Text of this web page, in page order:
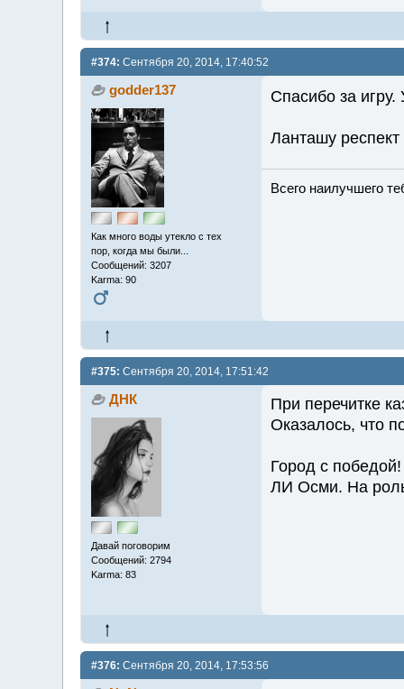
#374: Сентября 20, 2014, 17:40:52
godder137
Как много воды утекло с тех
пор, когда мы были...
Сообщений: 3207
Karma: 90
Спасибо за
Ланташу респект
Всего наилучшего
#375: Сентября 20, 2014, 17:51:42
ДНК
Давай поговорим
Сообщений: 2794
Karma: 83
При перечитке
Оказалось, что
Город с
ЛИ Осми. На
#376: Сентября 20, 2014, 17:53:56